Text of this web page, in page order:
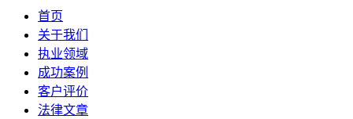
首页
关于我们
执业领域
成功案例
客户评价
法律文章